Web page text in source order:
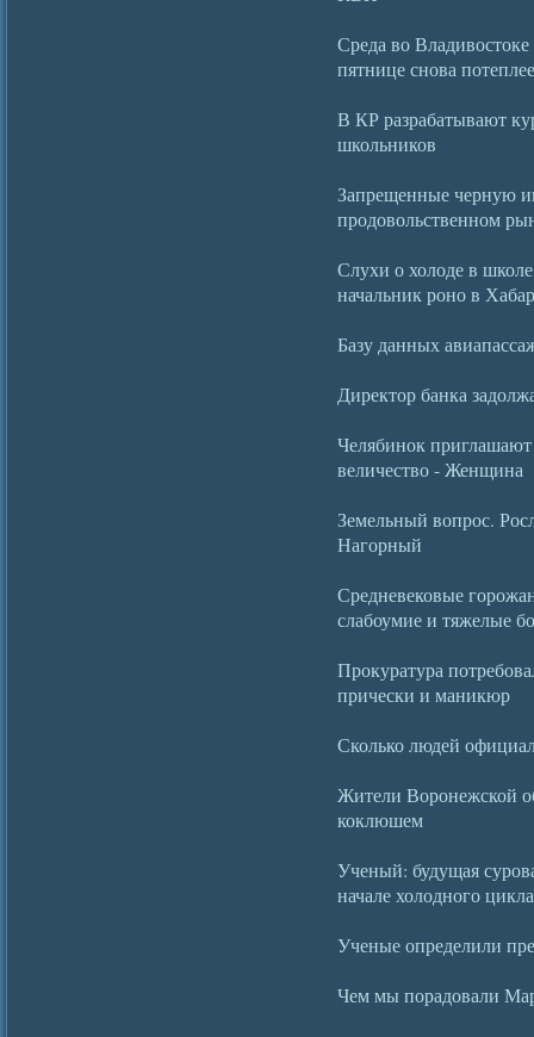
Среда во
пятнице снова
В КР разрабатывают
школьников
Запрещенные черную
продовольственном
Слухи о холоде в
начальник роно в
Базу данных
Директор банка
Челябинок приглашают
величество - Женщина
Земельный вопрос.
Нагорный
Средневековые
слабоумие и тяжелые
Прокуратура
прически и маникюр
Сколько людей
Жители Воронежской
коклюшем
Ученый: будущая
начале холодного
Ученые определили
Чем мы порадовали